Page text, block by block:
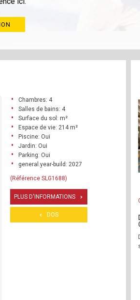
Chambres: 4
Salles de bains: 4
Surface du sol: m²
Espace de vie: 214 m²
Piscine: Oui
Jardin: Oui
Parking: Oui
general.year-build: 2027
(Référence SLG1688)
PLUS D'INFORMATIONS
DOS